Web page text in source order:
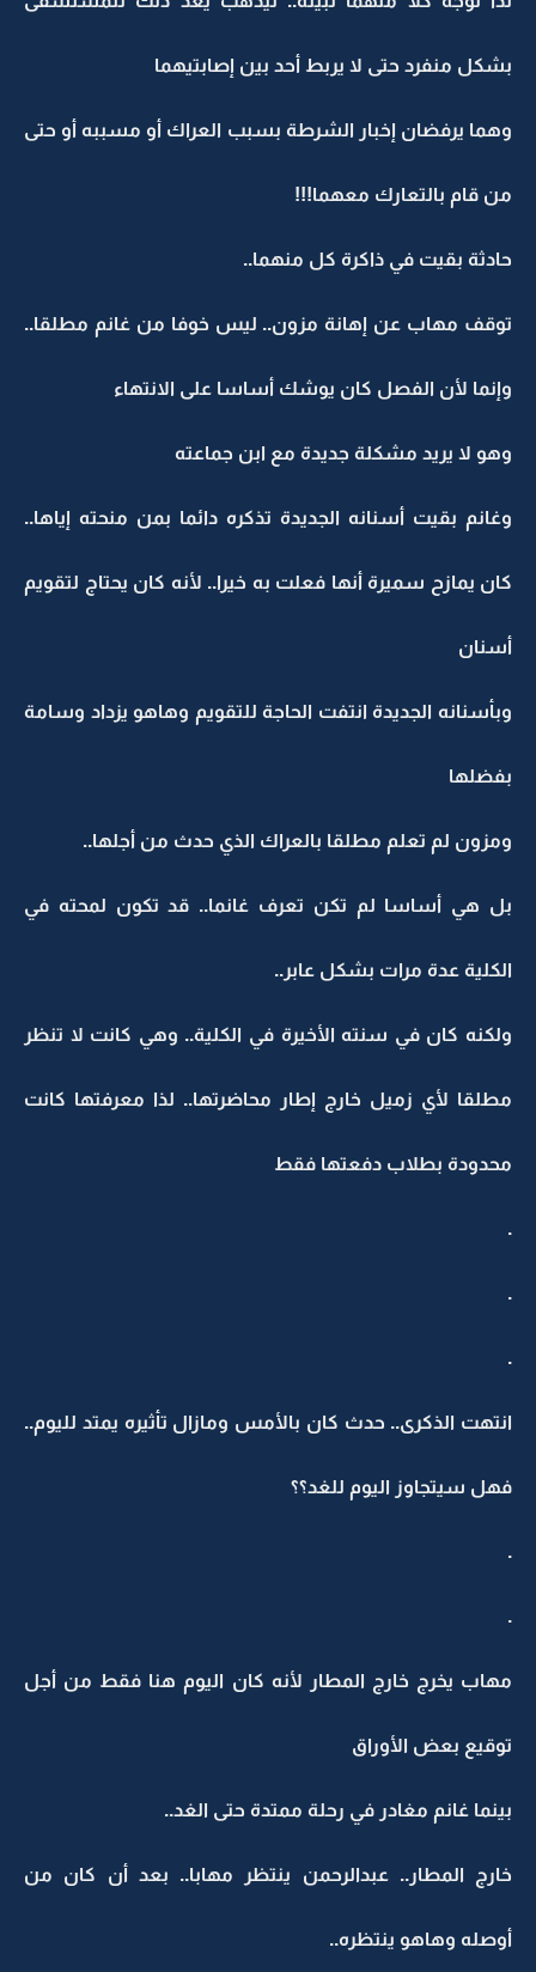
بشكل منفرد حتى لا يربط أحد بين إصابتيهما
وهما يرفضان إخبار الشرطة بسبب العراك أو مسببه أو حتى
من قام بالتعارك معهما!!!
حادثة بقيت في ذاكرة كل منهما..
توقف مهاب عن إهانة مزون.. ليس خوفا من غانم مطلقا..
وإنما لأن الفصل كان يوشك أساسا على الانتهاء
وهو لا يريد مشكلة جديدة مع ابن جماعته
وغانم بقيت أسنانه الجديدة تذكره دائما بمن منحته إياها..
كان يمازح سميرة أنها فعلت به خيرا.. لأنه كان يحتاج لتقويم
أسنان
وبأسنانه الجديدة انتفت الحاجة للتقويم وهاهو يزداد وسامة
بفضلها
ومزون لم تعلم مطلقا بالعراك الذي حدث من أجلها..
بل هي أساسا لم تكن تعرف غانما.. قد تكون لمحته في
الكلية عدة مرات بشكل عابر..
ولكنه كان في سنته الأخيرة في الكلية.. وهي كانت لا تنظر
مطلقا لأي زميل خارج إطار محاضرتها.. لذا معرفتها كانت
محدودة بطلاب دفعتها فقط
.
.
.
انتهت الذكرى.. حدث كان بالأمس ومازال تأثيره يمتد لليوم..
فهل سيتجاوز اليوم للغد؟؟
.
.
مهاب يخرج خارج المطار لأنه كان اليوم هنا فقط من أجل
توقيع بعض الأوراق
بينما غانم مغادر في رحلة ممتدة حتى الغد..
خارج المطار.. عبدالرحمن ينتظر مهابا.. بعد أن كان من
أوصله وهاهو ينتظره..